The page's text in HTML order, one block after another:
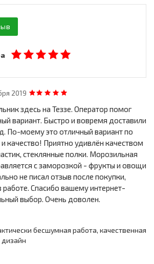
2019
здесь на Теззе. Оператор помог
вариант. Быстро и вовремя доставили
По-моему это отличный вариант по
качество! Приятно удивлён качеством
стеклянные полки. Морозильная
с заморозкой - фрукты и овощи
не писал отзыв после покупки,
работе. Спасибо вашему интернет-
выбор. Очень доволен.
бесшумная работа, качественная